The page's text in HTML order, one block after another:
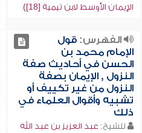
الإيمان الأوسط لابن تيمية [18])
الفهرس:قول
الإمام محمد بن
الحسن في أحاديث صفة
النزول , الإيمان بصفة
النزول من غير تكييف أو
تشبيه وأقوال العلماء في
ذلك
للشيخ: عبد العزيز بن عبد الله